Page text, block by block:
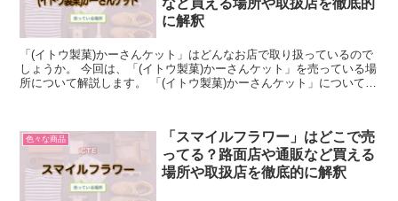
など買える場所や取扱店を徹底的
に解釈
「(イトウ製菓)かーさんケット」はどんなお店で取り扱っているので
しょうか。 今回は、「(イトウ製菓)かーさんケット」を売っている場
所について解説します。 「(イトウ製菓)かーさんケット」について簡
色々な商品
「スマイルフラワー」はどこで売
ってる？路面店や通販など買える
場所や取扱店を徹底的に解釈